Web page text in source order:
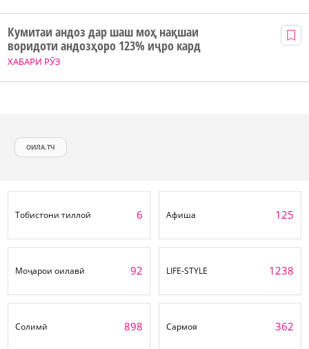
ХАБАРИ РӮЗ
Кумитаи андоз дар шаш моҳ нақшаи
воридоти андозҳоро 123% иҷро кард
ОИЛА.ТЧ
Тобистони тиллоӣ 6 Афиша 125
Моҷарои оилавӣ 92 LIFE-STYLE 1238
Солимӣ 898 Сармоя 362